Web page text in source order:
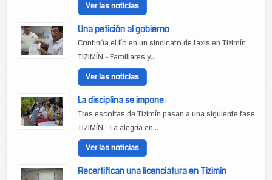
Ver las noticias
Una petición al gobierno
Continúa el lío en un sindicato de taxis en Tizimín
TIZIMÍN.- Familiares y...
Ver las noticias
La disciplina se impone
Tres escoltas de Tizimín pasan a una siguiente fase
TIZIMÍN.- La alegría en...
Ver las noticias
Recertifican una licenciatura en Tizimín